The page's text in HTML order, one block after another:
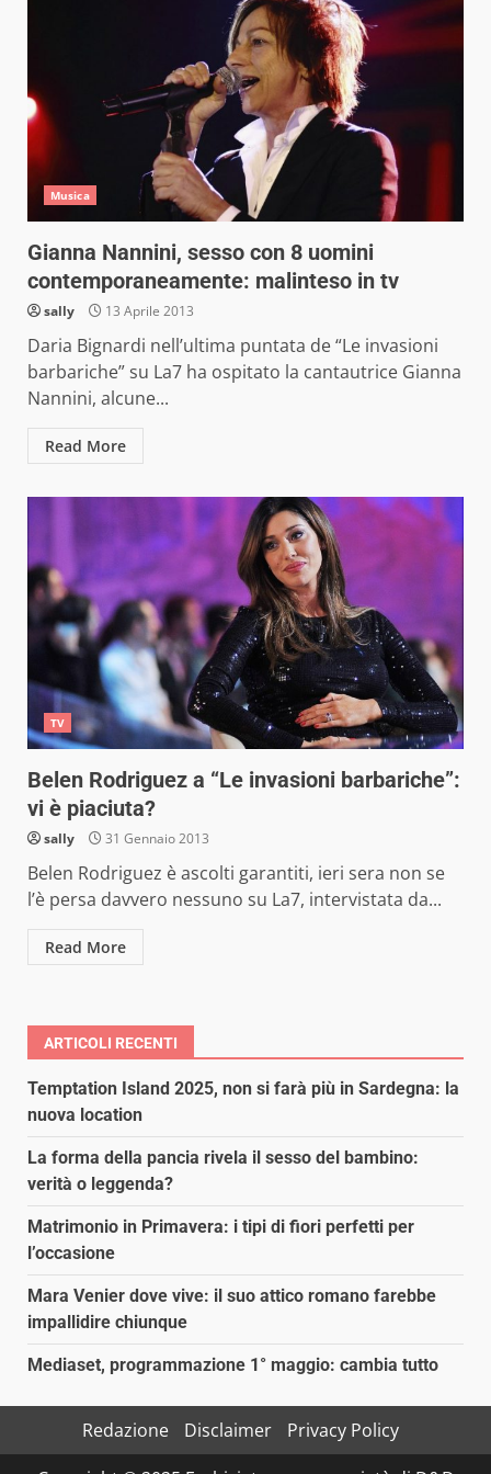
Musica
Gianna Nannini, sesso con 8 uomini
contemporaneamente: malinteso in tv
sally 13 Aprile 2013
Daria Bignardi nell’ultima puntata de “Le invasioni
barbariche” su La7 ha ospitato la cantautrice Gianna
Nannini, alcune...
Read More
TV
Belen Rodriguez a “Le invasioni barbariche”:
vi è piaciuta?
sally 31 Gennaio 2013
Belen Rodriguez è ascolti garantiti, ieri sera non se
l’è persa davvero nessuno su La7, intervistata da...
Read More
ARTICOLI RECENTI
Temptation Island 2025, non si farà più in Sardegna: la
nuova location
La forma della pancia rivela il sesso del bambino:
verità o leggenda?
Matrimonio in Primavera: i tipi di fiori perfetti per
l’occasione
Mara Venier dove vive: il suo attico romano farebbe
impallidire chiunque
Mediaset, programmazione 1° maggio: cambia tutto
Redazione Disclaimer
Privacy Policy